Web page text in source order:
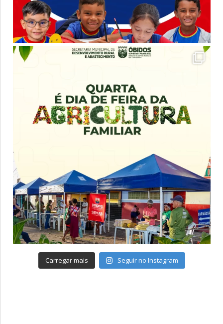
Carregar mais Seguir no Instagram